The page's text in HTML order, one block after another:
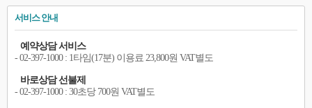
서비스 안내
예약상담 서비스
- 02-397-1000 : 1타임(17분) 이용료 23,800원 VAT별도
바로상담 선불제
- 02-397-1000 : 30초당 700원 VAT별도